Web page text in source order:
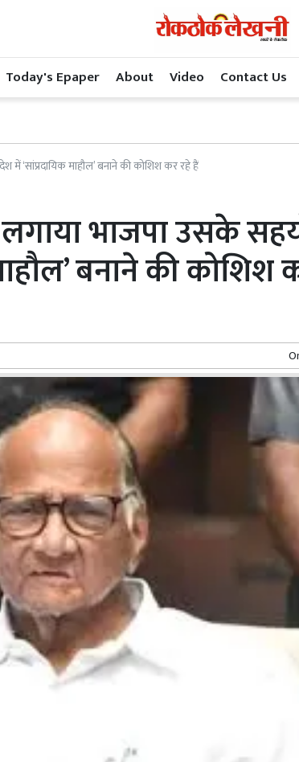
Today's Epaper About Video Contact Us
‘सांप्रदायिक माहौल’ बनाने की कोशिश कर रहे हैं
भाजपा उसके
बनाने की कोशिश